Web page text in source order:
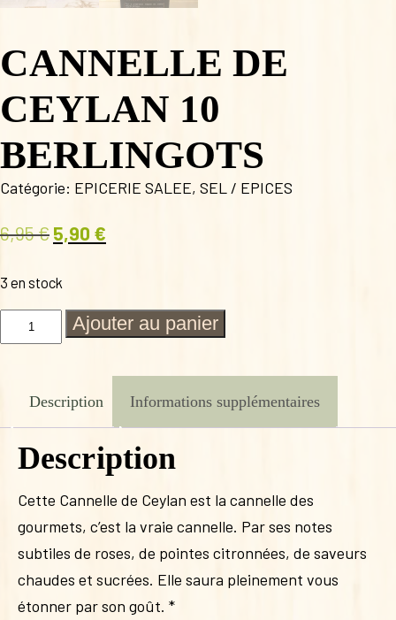
CANNELLE DE
CEYLAN 10
BERLINGOTS
Catégorie: EPICERIE SALEE, SEL / EPICES
6,95€ Le
initial
était :
6,95 €.
5,90 €
est :
5,90 €.
3 en stock
quantité
CEYLAN
BERLINGOTS
Ajouter au panier
Description Informations supplémentaires
Description
Cette Cannelle de Ceylan est la cannelle des
gourmets, c’est la vraie cannelle. Par ses notes
subtiles de roses, de pointes citronnées, de saveurs
chaudes et sucrées. Elle saura pleinement vous
étonner par son goût. *